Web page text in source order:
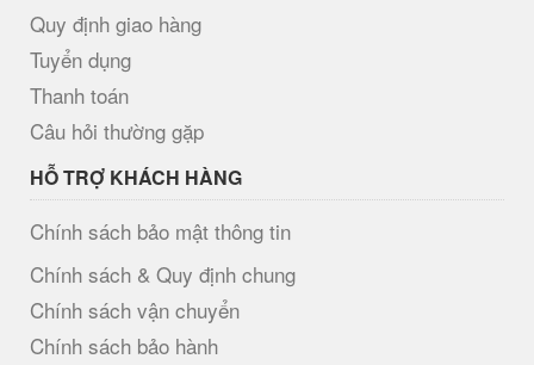
Quy định giao hàng
Tuyển dụng
Thanh toán
Câu hỏi thường gặp
HỖ TRỢ KHÁCH HÀNG
Chính sách bảo mật thông tin
Chính sách & Quy định chung
Chính sách vận chuyển
Chính sách bảo hành